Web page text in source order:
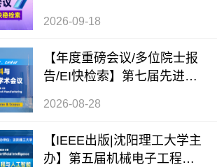
MEIM 2026）
2026-09-18
【年度重磅会议/多位院士报
告/EI快检索】第七届先进材
（ICAMIM 2026）
2026-08-28
【IEEE出版|沈阳理工大学主
办】第五届机械电子工程与